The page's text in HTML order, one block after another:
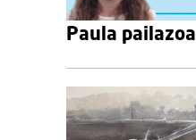
Paula pailazoa